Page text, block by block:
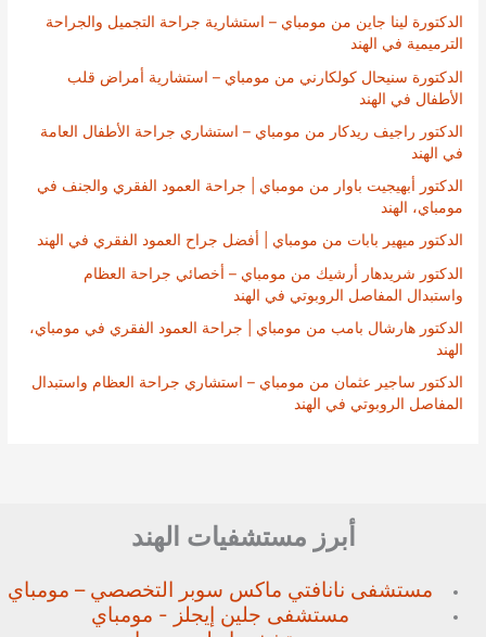
الدكتورة لينا جاين من مومباي – استشارية جراحة التجميل والجراحة
الترميمية في الهند
الدكتورة سنيحال كولكارني من مومباي – استشارية أمراض قلب
الأطفال في الهند
الدكتور راجيف ريدكار من مومباي – استشاري جراحة الأطفال العامة
في الهند
الدكتور أبهيجيت باوار من مومباي | جراحة العمود الفقري والجنف في
مومباي، الهند
الدكتور ميهير بابات من مومباي | أفضل جراح العمود الفقري في الهند
الدكتور شريدهار أرشيك من مومباي – أخصائي جراحة العظام
واستبدال المفاصل الروبوتي في الهند
الدكتور هارشال بامب من مومباي | جراحة العمود الفقري في مومباي،
الهند
الدكتور ساجير عثمان من مومباي – استشاري جراحة العظام واستبدال
المفاصل الروبوتي في الهند
أبرز مستشفيات الهند
مستشفى نانافتي ماكس سوبر التخصصي – مومباي
مستشفى جلين إيجلز - مومباي